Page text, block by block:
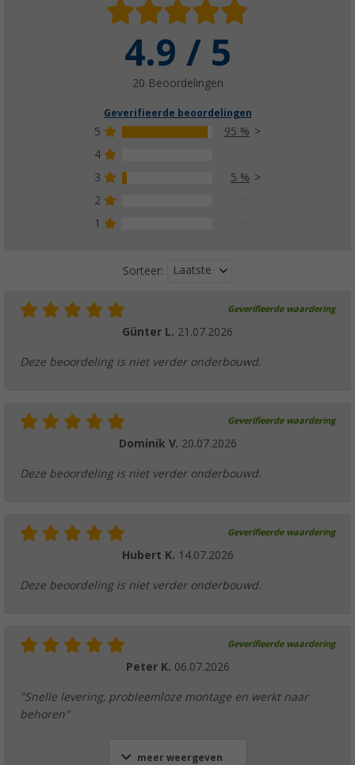
4.9 / 5
20 Beoordelingen
Geverifieerde beoordelingen
5
95 %
4
3
5 %
2
1
Sorteer: Laatste
Geverifieerde waardering
Günter L. 21.07.2026
Deze beoordeling is niet verder onderbouwd.
Geverifieerde waardering
Dominik V. 20.07.2026
Deze beoordeling is niet verder onderbouwd.
Geverifieerde waardering
Hubert K. 14.07.2026
Deze beoordeling is niet verder onderbouwd.
Geverifieerde waardering
Peter K. 06.07.2026
"Snelle levering, probleemloze montage en werkt naar
behoren"
meer weergeven